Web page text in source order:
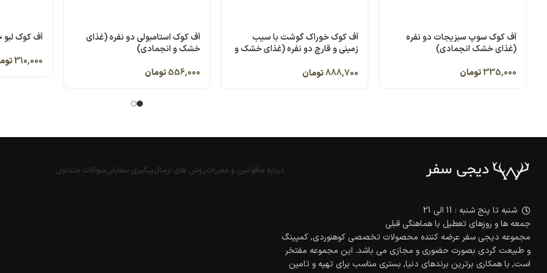
آف کوک سوپ سبزیجات دو نفره
(غذای خشک انجمادی)
335,000تومان
آف کوک خوراک گوشت با سیب
زمینی و قارچ دو نفره (غذای خشک و
888,700تومان
آف کوک استامبولی دو نفره (غذای
خشک و انجمادی)
556,000تومان
آف کوک
310,000
درباره ماقوانین و مقرراتروش های ارسالپیگیری سفارشسوالات متداول
شنبه تا پنج شنبه : 11 الی 21
جمعه ها و روزهای تعطیل با هماهنگی قبلی
مجموعه دیجی سفر عرضه کننده محصولات تخصصی کوهنوردی, کمپینگ
و طبیعت گردی بصورت حضوری و مجازی می باشد. این مجموعه مفتخر
است, با همکاری برترین برندهای دنیا, بستری مناسب برای تهیه و تامین